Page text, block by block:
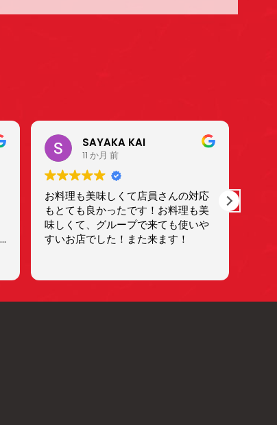
SAYAKA KAI
11 か月 前
お料理も美味しくて店員さんの対応
もとても良かったです！お料理も美
味しくて、グループで来ても使いや
すいお店でした！また来ます！